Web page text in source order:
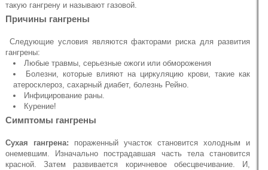
такую гангрену и называют газовой.
Причины гангрены
Следующие условия являются факторами риска для развития
гангрены:
Любые травмы, серьезные ожоги или обморожения
Болезни, которые влияют на циркуляцию крови, такие как
атеросклероз, сахарный диабет, болезнь Рейно.
Инфицирование раны.
Курение!
Симптомы гангрены
Сухая гангрена: пораженный участок становится холодным и
онемевшим. Изначально пострадавшая часть тела становится
красной. Затем развивается коричневое обесцвечивание. И,